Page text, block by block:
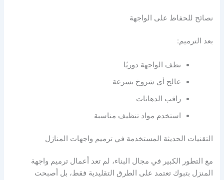
نصائح للحفاظ على الواجهة
بعد الترميم:
نظف الواجهة دوريًا
عالج أي شروخ بسرعة
راقب الدهانات
استخدم مواد تنظيف مناسبة
التقنيات الحديثة المستخدمة في ترميم واجهات المنازل
مع التطور الكبير في مجال البناء، لم تعد أعمال ترميم واجهة
المنزل بتبوك تعتمد على الطرق التقليدية فقط، بل أصبحت